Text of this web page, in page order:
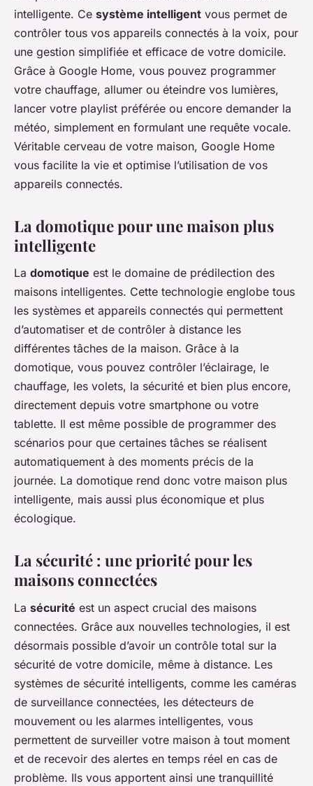
intelligente. Ce système intelligent vous permet de
contrôler tous vos appareils connectés à la voix, pour
une gestion simplifiée et efficace de votre domicile.
Grâce à Google Home, vous pouvez programmer
votre chauffage, allumer ou éteindre vos lumières,
lancer votre playlist préférée ou encore demander la
météo, simplement en formulant une requête vocale.
Véritable cerveau de votre maison, Google Home
vous facilite la vie et optimise l’utilisation de vos
appareils connectés.
La domotique pour une maison plus
intelligente
La domotique est le domaine de prédilection des
maisons intelligentes. Cette technologie englobe tous
les systèmes et appareils connectés qui permettent
d’automatiser et de contrôler à distance les
différentes tâches de la maison. Grâce à la
domotique, vous pouvez contrôler l’éclairage, le
chauffage, les volets, la sécurité et bien plus encore,
directement depuis votre smartphone ou votre
tablette. Il est même possible de programmer des
scénarios pour que certaines tâches se réalisent
automatiquement à des moments précis de la
journée. La domotique rend donc votre maison plus
intelligente, mais aussi plus économique et plus
écologique.
La sécurité : une priorité pour les
maisons connectées
La sécurité est un aspect crucial des maisons
connectées. Grâce aux nouvelles technologies, il est
désormais possible d’avoir un contrôle total sur la
sécurité de votre domicile, même à distance. Les
systèmes de sécurité intelligents, comme les caméras
de surveillance connectées, les détecteurs de
mouvement ou les alarmes intelligentes, vous
permettent de surveiller votre maison à tout moment
et de recevoir des alertes en temps réel en cas de
problème. Ils vous apportent ainsi une tranquillité